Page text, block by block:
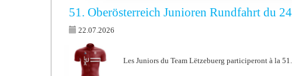
51. Oberösterreich Junioren Rundfahrt du
22.07.2026
Les Juniors du Team Lëtzebuerg participeront à la